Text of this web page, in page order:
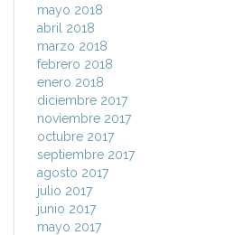
mayo 2018
abril 2018
marzo 2018
febrero 2018
enero 2018
diciembre 2017
noviembre 2017
octubre 2017
septiembre 2017
agosto 2017
julio 2017
junio 2017
mayo 2017